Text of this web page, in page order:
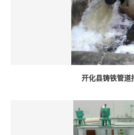
开化县铸铁管道